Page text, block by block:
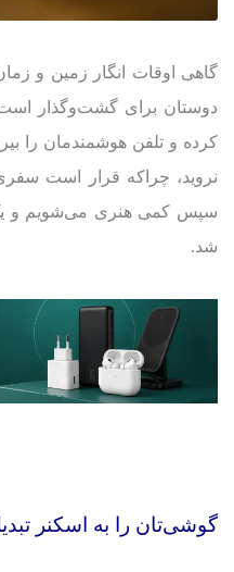
گاهی اوقات انگار زمین و
دوستان برای گشت‌و‌گذار است
کرده و تلفن هوشمندمان را
نروید، چراکه قرار است سفری
سپس کمی هنری می‌شویم و یک
شد.
‌‌گوشی‌تان را به اسکنر